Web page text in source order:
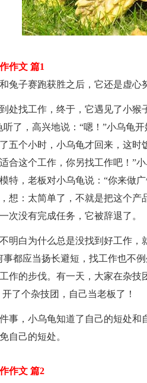
作文 篇1
子赛跑获胜之后，它还是虚心
找工作，终于，它遇见了小猴
听了，高兴地说：“嗯！”小乌龟
五个小时，小乌龟才回来，这时
合这个工作，你另找工作吧！”
特，老板对小乌龟说：“你来做
想：太简单了，不就是把这个
次没有完成任务，它被辞退了。
白为什么总是没找到好工作，
事都应当扬长避短，找工作也不
作的步伐。有一天，大家在杂
了个杂技团，自己当老板了！
，小乌龟知道了自己的短处和
自己的短处。
作文 篇2